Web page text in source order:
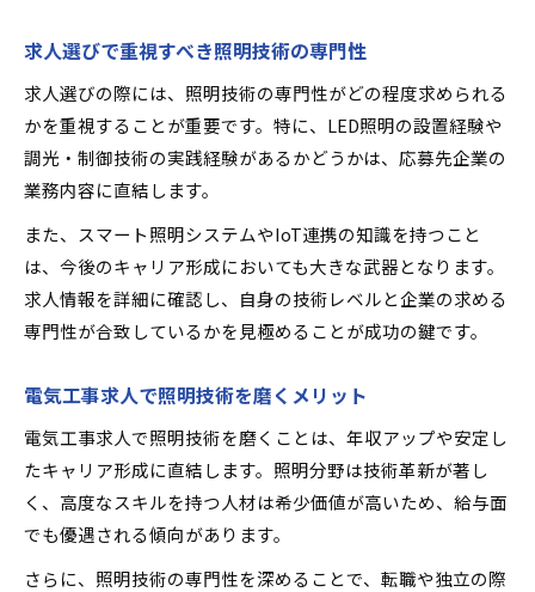
求人選びで重視すべき照明技術の専門性
求人選びの際には、照明技術の専門性がどの程度求められる
かを重視することが重要です。特に、LED照明の設置経験や
調光・制御技術の実践経験があるかどうかは、応募先企業の
業務内容に直結します。
また、スマート照明システムやIoT連携の知識を持つこと
は、今後のキャリア形成においても大きな武器となります。
求人情報を詳細に確認し、自身の技術レベルと企業の求める
専門性が合致しているかを見極めることが成功の鍵です。
電気工事求人で照明技術を磨くメリット
電気工事求人で照明技術を磨くことは、年収アップや安定し
たキャリア形成に直結します。照明分野は技術革新が著し
く、高度なスキルを持つ人材は希少価値が高いため、給与面
でも優遇される傾向があります。
さらに、照明技術の専門性を深めることで、転職や独立の際